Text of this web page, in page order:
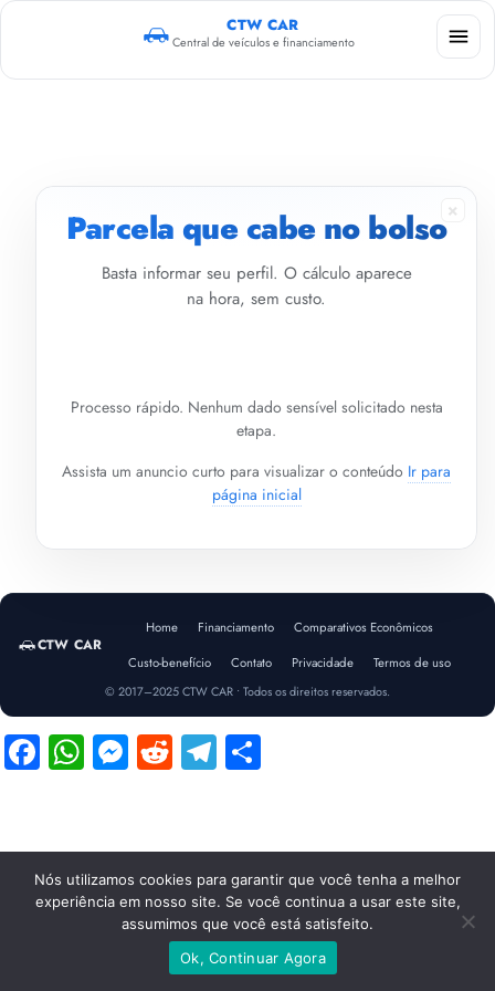
CTW CAR
Central de veículos e financiamento
×
Parcela que cabe no bolso
Basta informar seu perfil. O cálculo aparece
na hora, sem custo.
Processo rápido. Nenhum dado sensível solicitado nesta
etapa.
Assista um anuncio curto para visualizar o conteúdo Ir para
página inicial
CTW CAR
Home Financiamento
Comparativos Econômicos
Custo-benefício
Contato Privacidade
Termos de uso
© 2017–2025 CTW CAR • Todos os direitos reservados.
Facebook
WhatsApp
Messenger
RedditTelegram
Nós utilizamos cookies para garantir que você tenha a melhor
experiência em nosso site. Se você continua a usar este site,
assumimos que você está satisfeito.
Ok, Continuar Agora